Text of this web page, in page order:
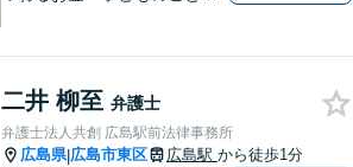
せください。丁寧にお話を伺
い、お一人おひとりに合った
解決方法を提案します。
二井 柳至 弁護士
弁護士法人共創 広島駅前法律事務所
広島県|広島市東区 広島駅 から徒歩1分